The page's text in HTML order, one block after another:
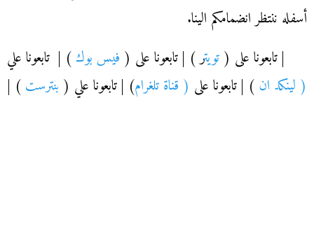
أسفله ننتظر انضمامكم الينا.
| تابعونا على ( تويتر ) | تابعونا على ( فيس بوك ) | تابعونا علي
( لينكد ان ) | تابعونا على ( قناة تلغرام) | تابعونا علي ( بنترست ) |